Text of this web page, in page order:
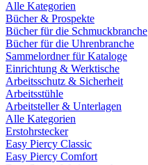
Alle Kategorien
Bücher & Prospekte
Bücher für die Schmuckbranche
Bücher für die Uhrenbranche
Sammelordner für Kataloge
Einrichtung & Werktische
Arbeitsschutz & Sicherheit
Arbeitsstühle
Arbeitsteller & Unterlagen
Alle Kategorien
Erstohrstecker
Easy Piercy Classic
Easy Piercy Comfort